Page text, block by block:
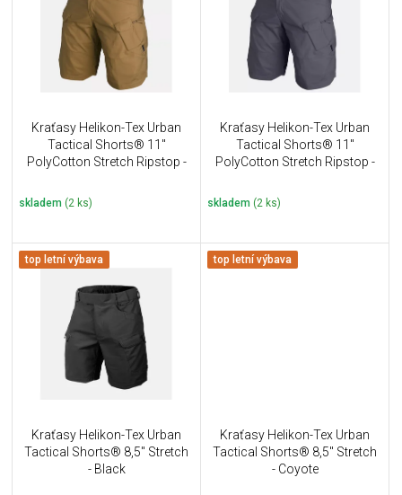
Kraťasy Helikon-Tex Urban
Tactical Shorts® 11''
PolyCotton Stretch Ripstop -
skladem (2 ks)
Kraťasy Helikon-Tex Urban
Tactical Shorts® 11''
PolyCotton Stretch Ripstop -
skladem (2 ks)
top letní výbava
Kraťasy Helikon-Tex Urban
Tactical Shorts® 8,5" Stretch
- Black
top letní výbava
Kraťasy Helikon-Tex Urban
Tactical Shorts® 8,5" Stretch
- Coyote